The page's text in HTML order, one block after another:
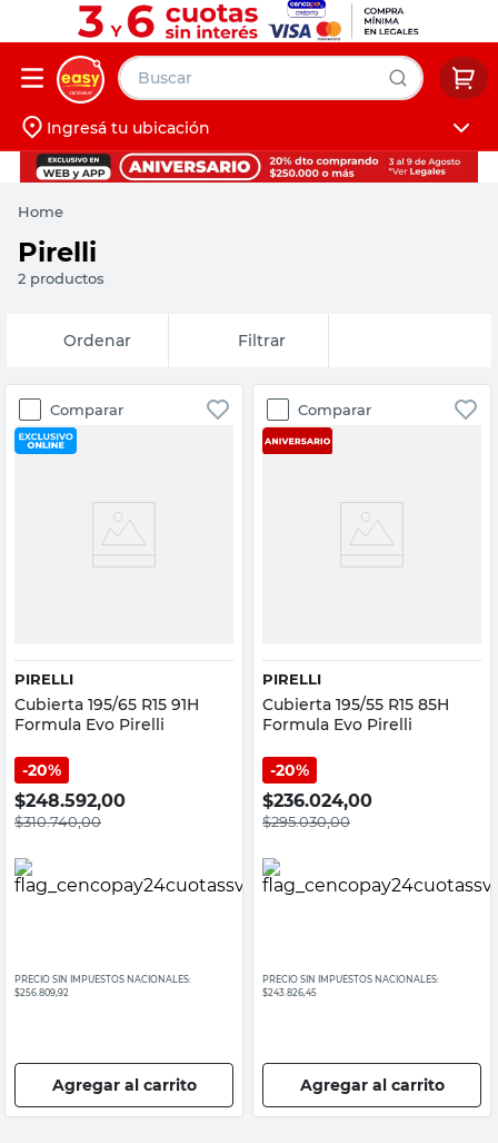
Buscar
Iniciá sesión
Ingresá tu ubicación
Home
Pirelli
2 productos
Fecha de
release
Filtrar
Comparar
PIRELLI
Cubierta 195/65 R15 91H
Formula Evo Pirelli
20%
$248.592,00
$310.740,00
PRECIO SIN IMPUESTOS NACIONALES:
$256.809,92
Agregar al carrito
Comparar
PIRELLI
Cubierta 195/55 R15 85H
Formula Evo Pirelli
20%
$236.024,00
$295.030,00
PRECIO SIN IMPUESTOS NACIONALES:
$243.826,45
Agregar al carrito
muebles
pintura
escritorio
puertas